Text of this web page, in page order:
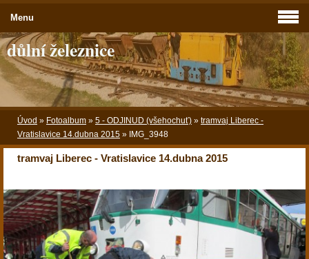
důlní železnice
Úvod » Fotoalbum » 5 - ODJINUD (všehochuť) » tramvaj Liberec -
Vratislavice 14.dubna 2015 » IMG_3948
tramvaj Liberec - Vratislavice 14.dubna 2015
Menu